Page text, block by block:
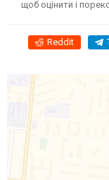
щоб оцінити і
Reddit